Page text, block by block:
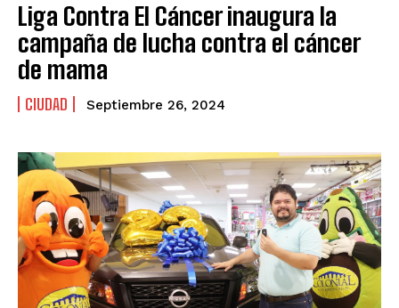
Liga Contra El Cáncer inaugura la
campaña de lucha contra el cáncer
de mama
CIUDAD Septiembre 26, 2024